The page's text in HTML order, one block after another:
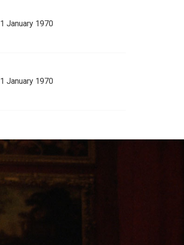
1 January 1970
1 January 1970